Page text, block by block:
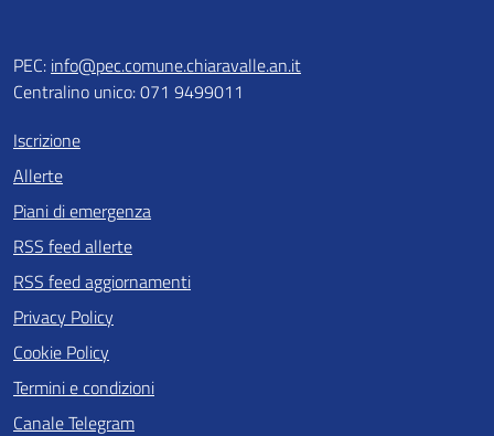
PEC: info@pec.comune.chiaravalle.an.it
Centralino unico: 071 9499011
Iscrizione
Allerte
Piani di emergenza
RSS feed allerte
RSS feed aggiornamenti
Privacy Policy
Cookie Policy
Termini e condizioni
Canale Telegram